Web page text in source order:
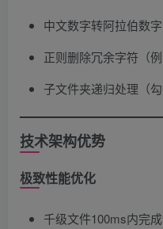
中文数字转阿拉伯数字
正则删除冗余字符（例
子文件夹递归处理（勾
技术架构优势
极致性能优化
千级文件100ms内完